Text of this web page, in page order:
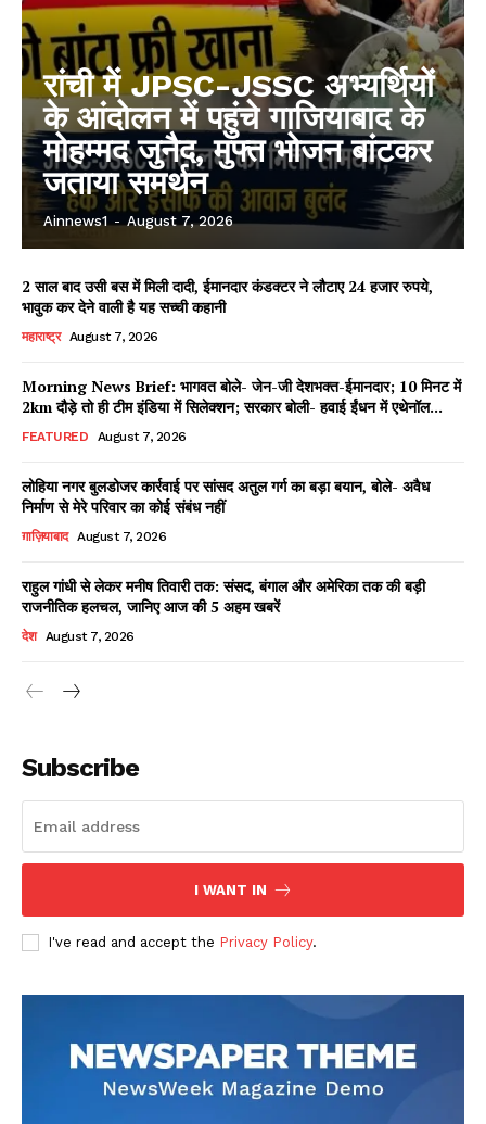
Facebook
X WhatsApp
Read Latest News on AIN
DOWNLOAD NOW
रांची में JPSC-JSSC अभ्यर्थियों
के आंदोलन में पहुंचे गाजियाबाद के
मोहम्मद जुनैद, मुफ्त भोजन बांटकर
जताया समर्थन
Ainnews1 - August 7, 2026
2 साल बाद उसी बस में मिली दादी, ईमानदार कंडक्टर ने लौटाए 24 हजार रुपये,
भावुक कर देने वाली है यह सच्ची कहानी
महाराष्ट्र August 7, 2026
Morning News Brief: भागवत बोले- जेन-जी देशभक्त-ईमानदार; 10 मिनट में
2km दौड़े तो ही टीम इंडिया में सिलेक्शन; सरकार बोली- हवाई ईंधन में एथेनॉल...
FEATURED August 7, 2026
लोहिया नगर बुलडोजर कार्रवाई पर सांसद अतुल गर्ग का बड़ा बयान, बोले- अवैध
निर्माण से मेरे परिवार का कोई संबंध नहीं
ग़ाज़ियाबाद August 7, 2026
राहुल गांधी से लेकर मनीष तिवारी तक: संसद, बंगाल और अमेरिका तक की बड़ी
राजनीतिक हलचल, जानिए आज की 5 अहम खबरें
देश August 7, 2026
Subscribe
I WANT IN
I've read and accept the Privacy Policy.